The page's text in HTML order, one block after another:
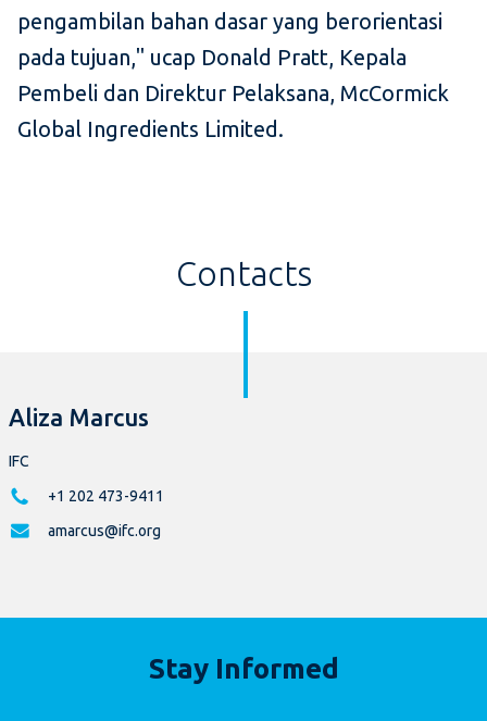
pengambilan bahan dasar yang berorientasi
pada tujuan," ucap Donald Pratt, Kepala
Pembeli dan Direktur Pelaksana, McCormick
Global Ingredients Limited.
Contacts
Aliza Marcus
IFC
+1 202 473-9411
amarcus@ifc.org
Stay Informed